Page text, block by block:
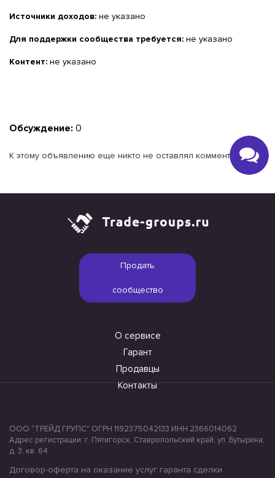
Источники доходов: не указано
Для поддержки сообщества требуется: не указано
Контент: не указано
Обсуждение: 0
К этому объявлению еще никто не оставлял комментариев.
Продать
сообщество
О сервисе
Гарант
Продавцы
Контакты
ООО "ТРЕЙД ГРУПС" ОГРН 1192375042133 ИНН 2366014062
Адрес регистрации: г. Пятигорск, Ставропольский край, ул. Бутырина,
д. 3, кв. 64
Договор-оферта на оказание услуг гаранта сделки